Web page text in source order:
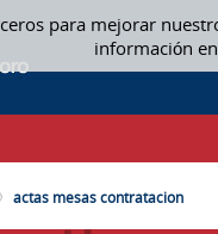
para mejorar
información
CONTRATACION
actas mesas contratacion